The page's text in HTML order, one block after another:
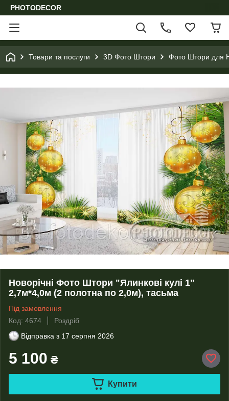
PHOTODECOR
Товари та послуги 3D Фото Штори Фото Штори для
Новорічні Фото Штори "Ялинкові кулі 1"
2,7м*4,0м (2 полотна по 2,0м), тасьма
Під замовлення
Код: 4674
Роздріб
Відправка з 17 серпня 2026
5 100 ₴
Купити